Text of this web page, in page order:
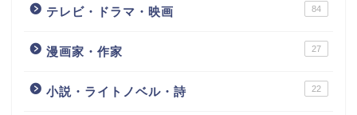
テレビ・ドラマ・映画 84
漫画家・作家 27
小説・ライトノベル・詩 22